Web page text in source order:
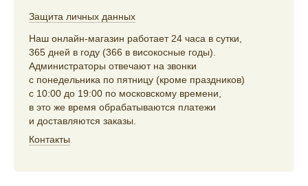
Защита личных данных
Наш онлайн-магазин работает 24 часа в сутки,
365 дней в году (366 в високосные годы).
Администраторы отвечают на звонки
с понедельника по пятницу (кроме праздников)
с 10:00 до 19:00 по московскому времени,
в это же время обрабатываются платежи
и доставляются заказы.
Контакты